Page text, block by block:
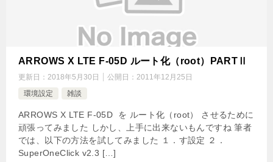
ARROWS X LTE F-05D ルート化（root）PARTⅡ
更新日： 2018年5月30日 公開日： 2011年12月25日
環境設定
雑談
ARROWS X LTE F-05D を ルート化（root） させるために
頑張ってみました しかし、上手に出来ないもんですね 筆者
では、以下の方法を試してみました １．す設定 ２．
SuperOneClick v2.3 […]